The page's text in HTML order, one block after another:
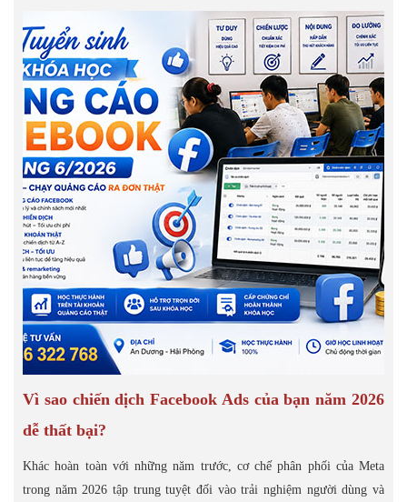
Vì sao chiến dịch Facebook Ads của bạn năm 2026
dễ thất bại?
Khác hoàn toàn với những năm trước, cơ chế phân phối của Meta
trong năm 2026 tập trung tuyệt đối vào trải nghiệm người dùng và